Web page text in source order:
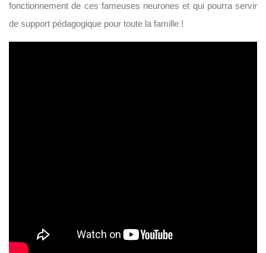
fonctionnement de ces fameuses neurones et qui pourra servir
de support pédagogique pour toute la famille !